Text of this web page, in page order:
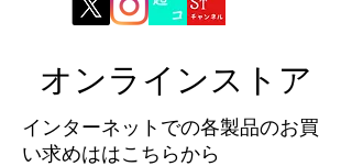
オンラインストア
インターネットでの各製品のお買
い求めははこちらから